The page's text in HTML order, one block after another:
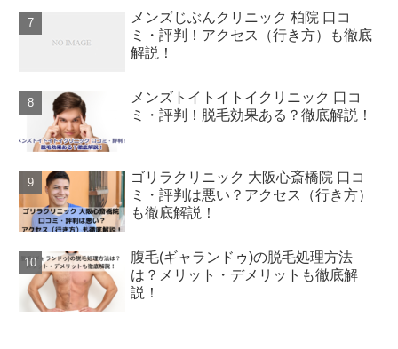
メンズじぶんクリニック 柏院 口コ
ミ・評判！アクセス（行き方）も徹底
解説！
メンズトイトイトイクリニック 口コ
ミ・評判！脱毛効果ある？徹底解説！
ゴリラクリニック 大阪心斎橋院 口コ
ミ・評判は悪い？アクセス（行き方）
も徹底解説！
腹毛(ギャランドゥ)の脱毛処理方法
は？メリット・デメリットも徹底解
説！